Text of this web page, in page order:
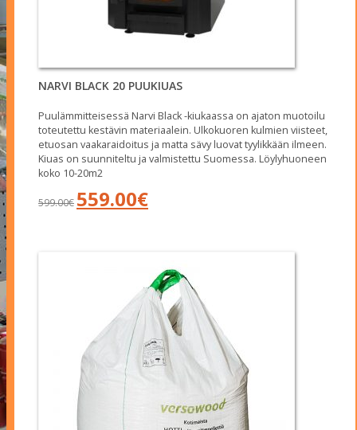
NARVI BLACK 20 PUUKIUAS
Puulämmitteisessä Narvi Black -kiukaassa on ajaton muotoilu
toteutettu kestävin materiaalein. Ulkokuoren kulmien viisteet,
etuosan vaakaraidoitus ja matta sävy luovat tyylikkään ilmeen.
Kiuas on suunniteltu ja valmistettu Suomessa. Löylyhuoneen
koko 10-20m2
599.00€
Alkuperäinen
hinta
559.00€Nykyinen
hinta